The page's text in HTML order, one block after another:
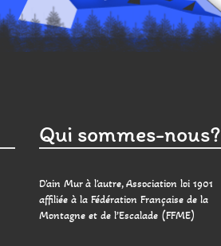
Qui sommes-nous?
D'ain Mur à l'autre, Association loi 1901
affiliée à la Fédération Française de la
Montagne et de l’Escalade (FFME)